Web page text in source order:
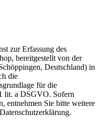
zur Erfassung des
bereitgestellt von der
Deutschland) in
die
für die
lit. a DSGVO. Sofern
entnehmen Sie bitte weitere